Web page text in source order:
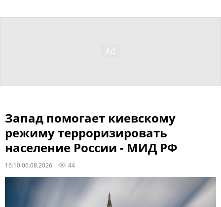
Запад помогает киевскому
режиму терроризировать
население России - МИД РФ
16:10 06.08.2026 44